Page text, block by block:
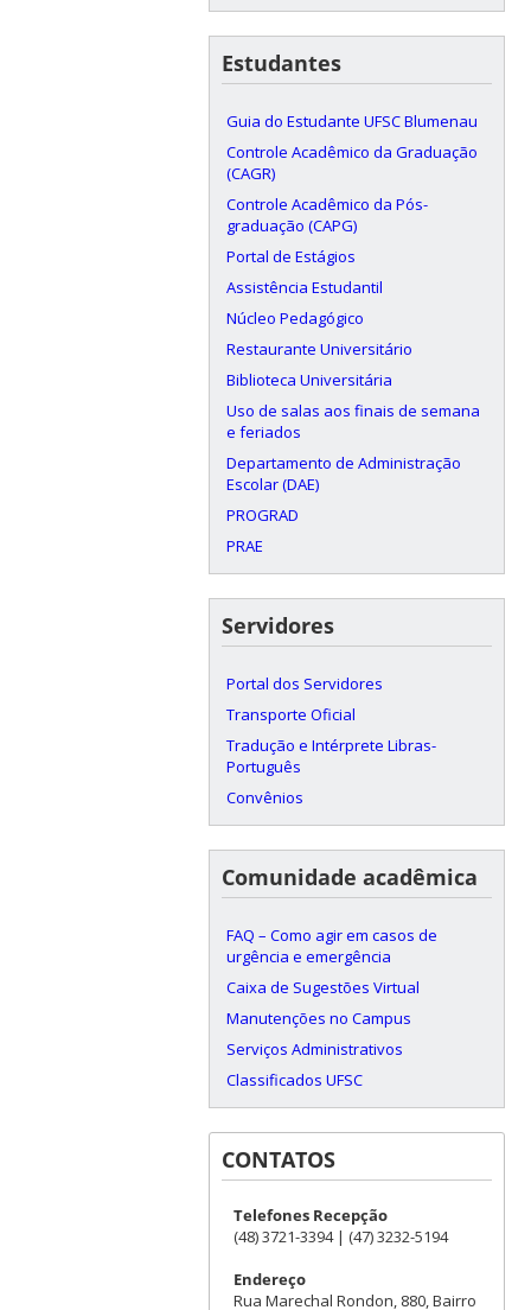
Estudantes
Guia do Estudante UFSC Blumenau
Controle Acadêmico da Graduação
(CAGR)
Controle Acadêmico da Pós-
graduação (CAPG)
Portal de Estágios
Assistência Estudantil
Núcleo Pedagógico
Restaurante Universitário
Biblioteca Universitária
Uso de salas aos finais de semana
e feriados
Departamento de Administração
Escolar (DAE)
PROGRAD
PRAE
Servidores
Portal dos Servidores
Transporte Oficial
Tradução e Intérprete Libras-
Português
Convênios
Comunidade acadêmica
FAQ – Como agir em casos de
urgência e emergência
Caixa de Sugestões Virtual
Manutenções no Campus
Serviços Administrativos
Classificados UFSC
CONTATOS
Telefones Recepção
(48) 3721-3394 | (47) 3232-5194
Endereço
Rua Marechal Rondon, 880, Bairro